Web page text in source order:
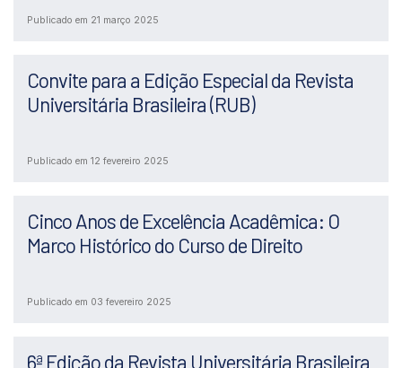
Publicado em 21 março 2025
Convite para a Edição Especial da Revista
Universitária Brasileira (RUB)
Publicado em 12 fevereiro 2025
Cinco Anos de Excelência Acadêmica: O
Marco Histórico do Curso de Direito
Publicado em 03 fevereiro 2025
6ª Edição da Revista Universitária Brasileira